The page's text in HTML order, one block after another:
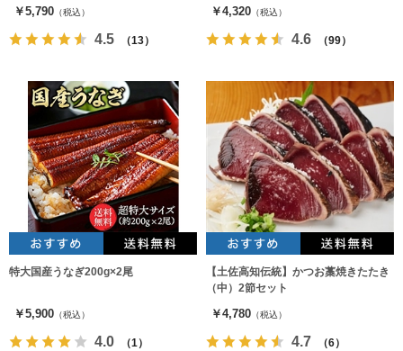
￥5,790 （税込）
4.5 （13）
￥4,320 （税込）
4.6 （99）
特大国産うなぎ200g×2尾
￥5,900 （税込）
4.0 （1）
【土佐高知伝統】かつお藁焼きたたき
（中）2節セット
￥4,780 （税込）
4.7 （6）